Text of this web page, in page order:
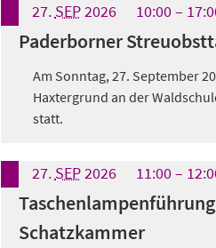
27. SEP2026 10:00
Paderborner
Am Sonntag, 27. September
Haxtergrund an der
statt.
27. SEP2026 11:00
Schatzkammer